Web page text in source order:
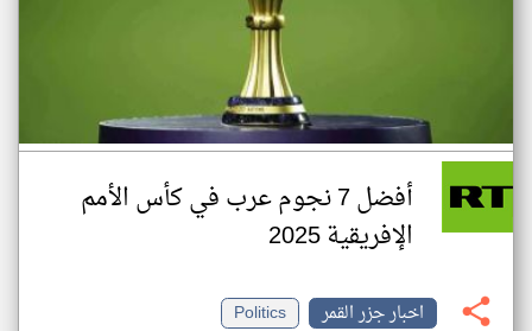
أفضل 7 نجوم عرب في كأس الأمم
الإفريقية 2025
اخبار جزر القمر
Politics